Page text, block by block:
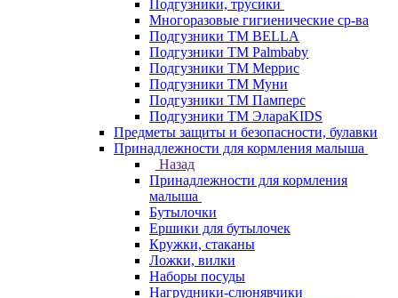
Подгузники, трусики
Многоразовые гигиенические ср-ва
Подгузники ТМ BELLA
Подгузники ТМ Palmbaby
Подгузники ТМ Меррис
Подгузники ТМ Муни
Подгузники ТМ Памперс
Подгузники ТМ ЭлараKIDS
Предметы защиты и безопасности, булавки
Принадлежности для кормления малыша
Назад
Принадлежности для кормления
малыша
Бутылочки
Ершики для бутылочек
Кружки, стаканы
Ложки, вилки
Наборы посуды
Нагрудники-слюнявчики